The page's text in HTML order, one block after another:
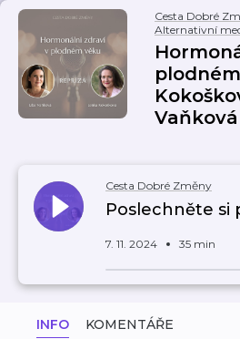
Cesta Dobré
Alternativní
Vaňková
Cesta Dobré Změny
Poslechněte si
7. 11. 2024 35 min
INFO KOMENTÁŘE